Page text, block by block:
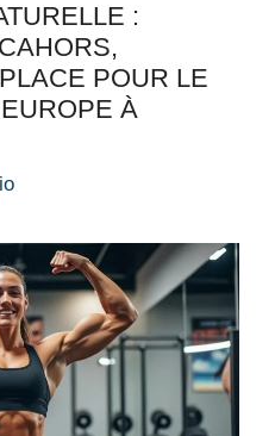
:
POUR LE
À